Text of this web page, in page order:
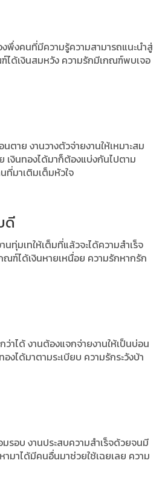
พึ่งคนที่มีความรู้ความสามารถแนะนำสู่
ได้เงินสมหวัง ความรักมีเกณฑ์พบเจอ
ตาย งานวางตัวจ่ายงานให้เหมาะสม
เงินทองได้มาก็ต้องแบ่งกันไปตาม
ที่มาเติมเต็มหัวใจ
ดี
ทุ่มเทให้เต็มที่แล้วจะได้ความสำเร็จ
ณฑ์ได้เงินหายเหนื่อย ความรักหากรัก
ว่าได้ งานต้องแจกจ่ายงานให้เป็นบ่อน
งได้มาตามระเบียบ ความรักระวังบ้า
มรอบ งานประสบความสำเร็จด้วยจนมี
มาได้มีคนอื่นมาช่วยใช้เฉยเลย ความ